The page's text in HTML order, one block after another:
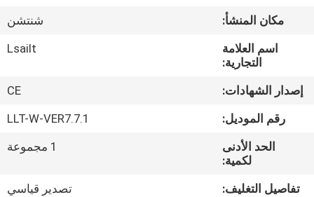
أشرطة
معلومات
جولة
مكان المنشأ:
شنتشن
اسم العلامة
التجارية:
Lsailt
إصدار الشهادات:
CE
رقم الموديل:
LLT-W-VER7.7.1
الحد الأدنى
لكمية:
1 مجموعة
تفاصيل التغليف:
تصدير قياسي